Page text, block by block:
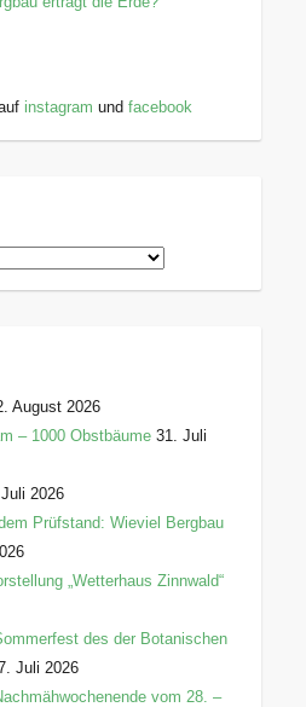
instagram undfacebook
August 2026
– 1000 Obstbäume 31. Juli
2026
Prüfstand: Wieviel Bergbau
„Wetterhaus Zinnwald“
des der Botanischen
Juli 2026
vom 28. –